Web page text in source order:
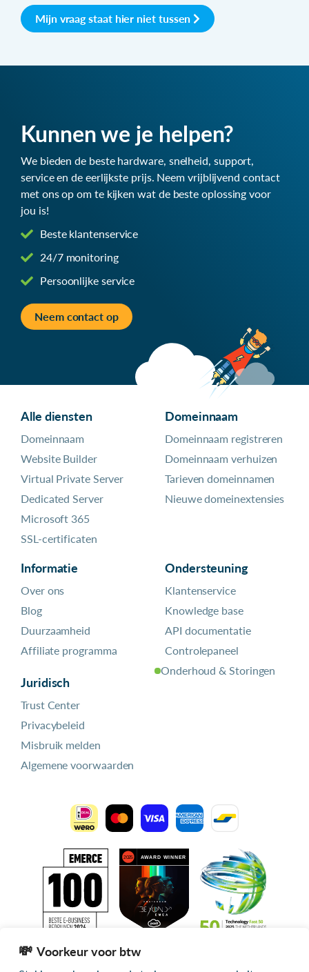
Mijn vraag staat hier niet tussen
Kunnen we je helpen?
We bieden de beste hardware, snelheid, support,
service en de eerlijkste prijs. Neem vrijblijvend contact
met ons op om te kijken wat de beste oplossing voor
jou is!
Beste klantenservice
24/7 monitoring
Persoonlijke service
Neem contact op
Alle diensten
Domeinnaam
Website Builder
Virtual Private Server
Dedicated Server
Microsoft 365
SSL-certificaten
Domeinnaam
Domeinnaam registreren
Domeinnaam verhuizen
Tarieven domeinnamen
Nieuwe domeinextensies
Informatie
Over ons
Blog
Duurzaamheid
Affiliate programma
Juridisch
Trust Center
Privacybeleid
Misbruik melden
Algemene voorwaarden
Ondersteuning
Klantenservice
Knowledge base
API documentatie
Controlepaneel
Onderhoud & Storingen
Voorkeur voor btw